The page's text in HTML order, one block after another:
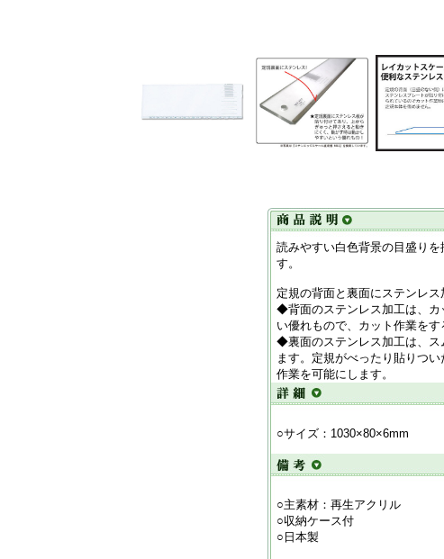
読みやすい白色背景の目盛り
す。
定規の背面と裏面にステンレス
◆背面のステンレス加工は、カ
い優れもので、カット作業をす
◆裏面のステンレス加工は、ス
ます。定規がべったり貼りつ
作業を可能にします。
○サイズ：1030×80×6mm
○主素材：再生アクリル
○収納ケース付
○日本製